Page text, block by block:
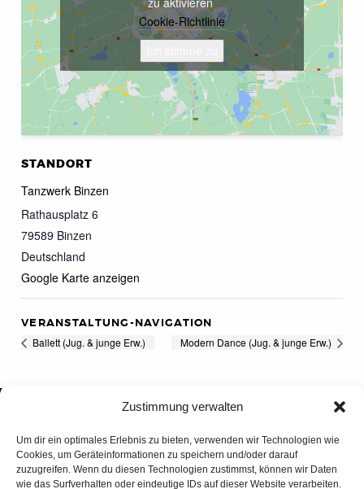
Zustimmung verwalten
Um dir ein optimales Erlebnis zu bieten, verwenden wir Technologien wie
Cookies, um Geräteinformationen zu speichern und/oder darauf
zuzugreifen. Wenn du diesen Technologien zustimmst, können wir Daten
wie das Surfverhalten oder eindeutige IDs auf dieser Website verarbeiten.
STANDORT
Tanzwerk Binzen
Rathausplatz 6
79589 Binzen
Deutschland
Google Karte anzeigen
Cookie-Richtlinie
VERANSTALTUNG-NAVIGATION
Ballett (Jug. & junge Erw.) Modern Dance (Jug. & junge Erw.)